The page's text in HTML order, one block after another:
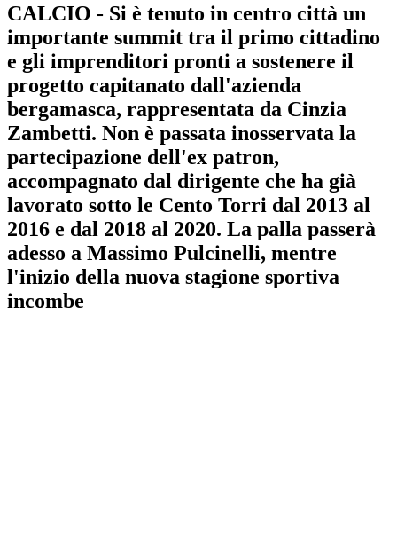
CALCIO - Si è tenuto in centro città un
importante summit tra il primo cittadino
e gli imprenditori pronti a sostenere il
progetto capitanato dall'azienda
bergamasca, rappresentata da Cinzia
Zambetti. Non è passata inosservata la
partecipazione dell'ex patron,
accompagnato dal dirigente che ha già
lavorato sotto le Cento Torri dal 2013 al
2016 e dal 2018 al 2020. La palla passerà
adesso a Massimo Pulcinelli, mentre
l'inizio della nuova stagione sportiva
incombe